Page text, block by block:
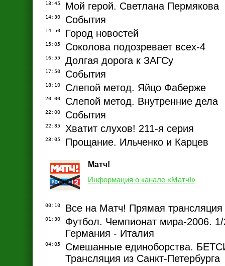
13:45 Мой герой. Светлана Пермякова
14:30 События
14:50 Город новостей
15:05 Соколова подозревает всех-4
16:55 Долгая дорога к ЗАГСу
17:50 События
18:10 Слепой метод. Яйцо Фаберже
20:00 Слепой метод. Внутренние дела
22:00 События
22:35 Хватит слухов! 211-я серия
23:05 Прощание. Ильченко и Карцев
Матч!
Информация о канале «Матч!»
00:10 Все на Матч! Прямая трансляция
01:30
Футбол. Чемпионат мира-2006.
Германия - Италия
04:05
Смешанные единоборства.
Трансляция из Санкт-Петербурга